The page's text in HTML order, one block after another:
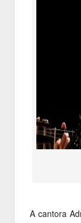
A cantora